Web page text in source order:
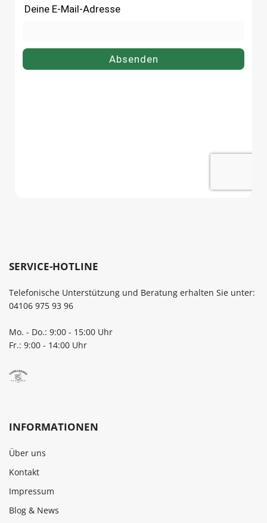
SERVICE-HOTLINE
Telefonische Unterstützung und Beratung erhalten Sie unter:
04106 975 93 96
Mo. - Do.: 9:00 - 15:00 Uhr
Fr.: 9:00 - 14:00 Uhr
INFORMATIONEN
Über uns
Kontakt
Impressum
Blog & News